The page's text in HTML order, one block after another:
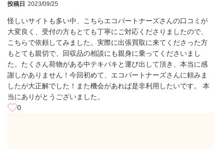
投稿日 2023/09/25
怪しいサイトも多い中、こちらエコパートナーズさんの口コミが
大変良く、受付の方もとても丁寧にご対応くださりましたので、
こちらで依頼してみました。実際に出張買取に来てくださった方
もとても親切で、回収品の相談にも親身に乗ってくださいまし
た。たくさん荷物がある中テキパキと運び出して頂き、本当に感
謝しかありません！今回初めて、エコパートナーズさんに頼みま
したが大正解でした！また機会があれば是非利用したいです。 本
当にありがとうございました。
0